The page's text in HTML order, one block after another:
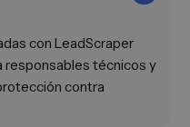
con LeadScraper
técnicos y
contra